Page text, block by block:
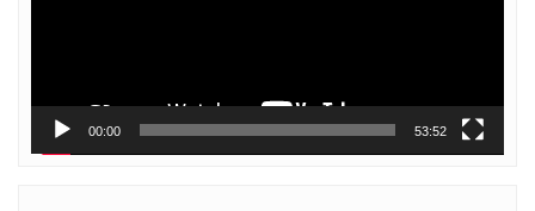
00:00 53:52